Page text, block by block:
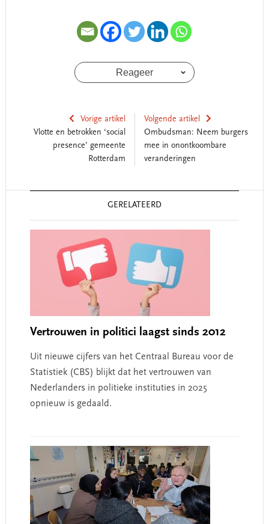
Reageer
Vorige artikel
Vlotte en betrokken ‘social
presence’ gemeente
Rotterdam
Volgende artikel
Ombudsman: Neem burgers
mee in onontkoombare
veranderingen
GERELATEERD
Vertrouwen in politici laagst sinds 2012
Uit nieuwe cijfers van het Centraal Bureau voor de
Statistiek (CBS) blijkt dat het vertrouwen van
Nederlanders in politieke instituties in 2025
opnieuw is gedaald.